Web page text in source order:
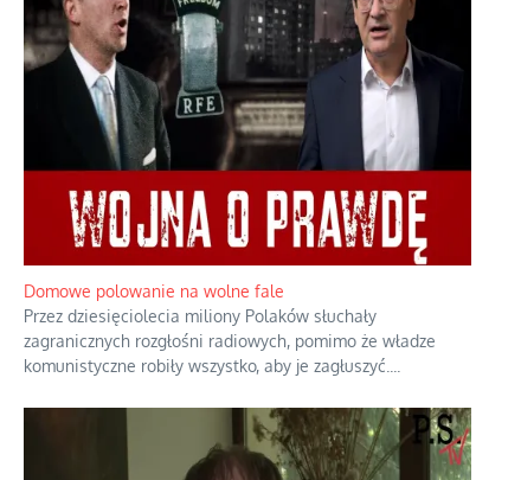
Domowe polowanie na wolne fale
Przez dziesięciolecia miliony Polaków słuchały
zagranicznych rozgłośni radiowych, pomimo że władze
komunistyczne robiły wszystko, aby je zagłuszyć.